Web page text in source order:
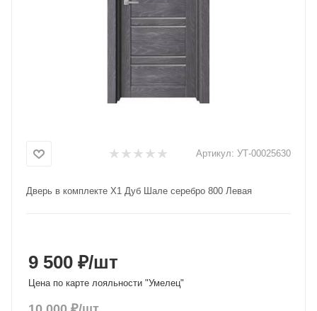
Артикул: УТ-00025630
Дверь в комплекте X1 Дуб Шале серебро 800 Левая
9 500 ₽/шт
Цена по карте лояльности "Умелец"
Добавляйте товары
Оплачивайте сегодня только
% картой любого банка
Получайте товар